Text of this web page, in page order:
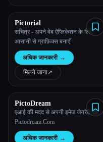
Pictorial
सचित्र - अपने वेब ऐप्लिकेशन के लिए
आसानी से ग्राफ़िक्स बनाएँ
अधिक जानकारी →
मिलने जाना↗︎
PictoDream
एआई की मदद से अपनी इमेज जेनरेट करें -
Pictodream.Com
अधिक जानकारी →